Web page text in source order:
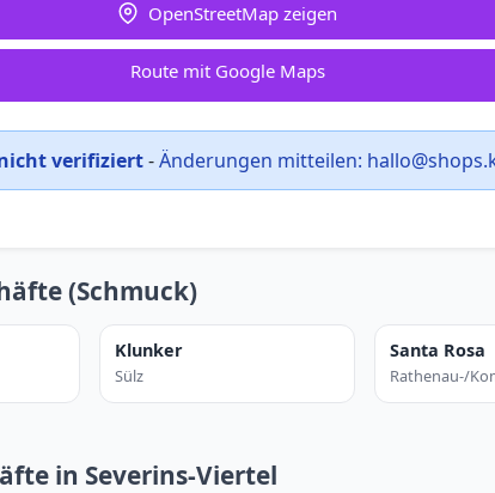
OpenStreetMap zeigen
Route mit Google Maps
verifiziert-Änderungen mitteilen:
(Schmuck)
Klunker
Sülz
Santa Rosa
Rathenau-/
in Severins-Viertel